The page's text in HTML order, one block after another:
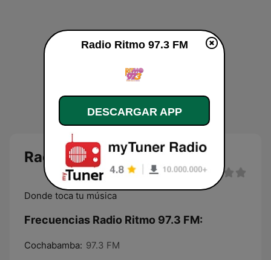
Radio Ritmo 97.3 FM
Donde toca tu música
Frecuencias Radio Ritmo 97.3 FM:
Cochabamba: 97.3 FM
Radio Ritmo 97.3 FM
DESCARGAR APP